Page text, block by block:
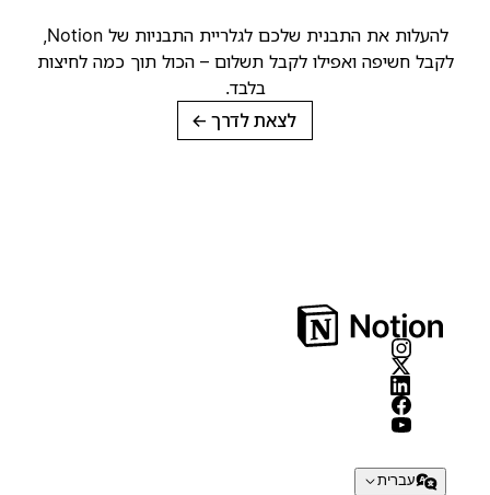
להעלות את התבנית שלכם לגלריית התבניות של Notion,
לקבל חשיפה ואפילו לקבל תשלום – הכול תוך כמה לחיצות
בלבד.
לצאת לדרך→
עברית